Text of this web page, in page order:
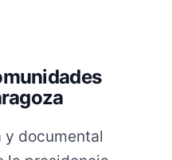
y documental